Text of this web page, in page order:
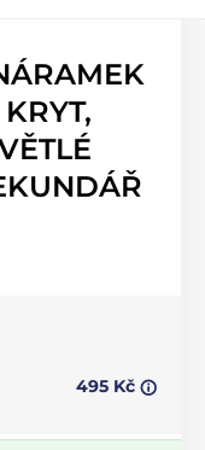
495 Kč